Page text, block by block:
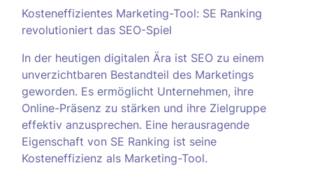
Kosteneffizientes Marketing-Tool: SE Ranking
revolutioniert das SEO-Spiel
In der heutigen digitalen Ära ist SEO zu einem
unverzichtbaren Bestandteil des Marketings
geworden. Es ermöglicht Unternehmen, ihre
Online-Präsenz zu stärken und ihre Zielgruppe
effektiv anzusprechen. Eine herausragende
Eigenschaft von SE Ranking ist seine
Kosteneffizienz als Marketing-Tool.